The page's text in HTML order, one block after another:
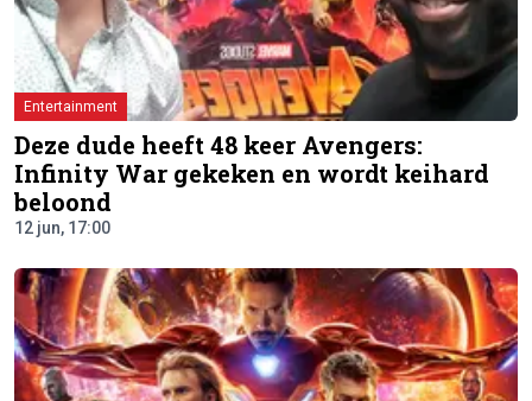
Entertainment
Deze dude heeft 48 keer Avengers:
Infinity War gekeken en wordt keihard
beloond
12 jun, 17:00